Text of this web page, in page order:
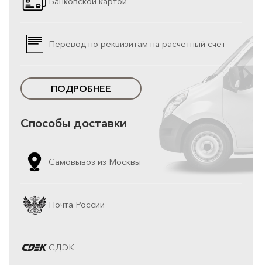
Перевод по реквизитам на расчетный счет
ПОДРОБНЕЕ
Способы доставки
Самовывоз из Москвы
Почта России
СДЭК